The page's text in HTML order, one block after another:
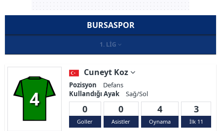
BURSASPOR
1. LIG
4
Cuneyt Koz
Pozisyon
Defans
Kullandığı Ayak
Sağ/Sol
0
Goller
0
Asistler
4
Oynama
3
İlk 11